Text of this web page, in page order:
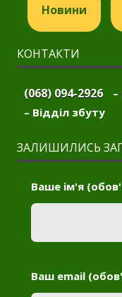
Новини
КОНТАКТИ
(068) 094-2926
– Відділ збуту
ЗАЛИШИЛИСЬ
Ваше ім'я
Ваш email